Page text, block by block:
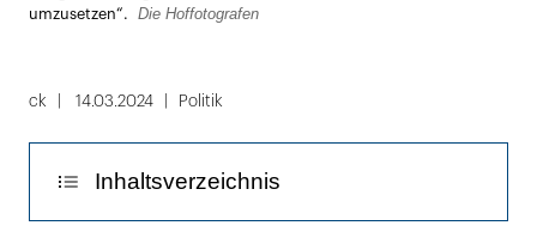
umzusetzen“.
Die Hoffotografen
ck 14.03.2024 Politik
Inhaltsverzeichnis